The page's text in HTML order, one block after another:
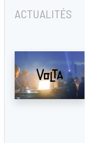
ACTUALITÉS